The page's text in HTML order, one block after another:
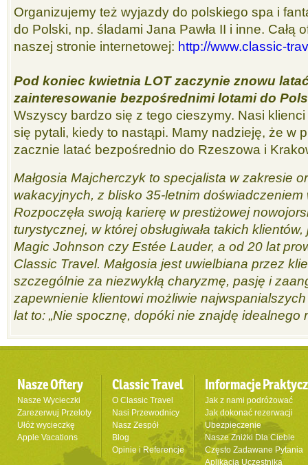
Organizujemy też wyjazdy do polskiego spa i
do Polski, np. śladami Jana Pawła II i inne. Całą
naszej stronie internetowej: http://www.classic-
Pod koniec kwietnia LOT zaczynie znowu
zainteresowanie bezpośrednimi lotami do
Wszyscy bardzo się z tego cieszymy. Nasi
się pytali, kiedy to nastąpi. Mamy nadzieję, że w
zacznie latać bezpośrednio do Rzeszowa i
Małgosia Majcherczyk to specjalista w zakresie
wakacyjnych, z blisko 35-letnim
Rozpoczęła swoją karierę w prestiżowej
turystycznej, w której obsługiwała takich
Magic Johnson czy Estée Lauder, a od 20 lat
Classic Travel. Małgosia jest uwielbiana przez
szczególnie za niezwykłą charyzmę, pasję i
zapewnienie klientowi możliwie
lat to: „Nie spocznę, dopóki nie znajdę idealnego
Nasze Oftery
Nasze Wycieczki
Zarezerwuj Przeloty
Ułóż wycieczkę
Apple Vacations
Classic Travel
O Classic Travel
Nasi Przewodnicy
Nasz Zespół
Blog
Opinie i Referencje
Informacje
Jak z nami podróżować
Jak dokonać rezerwacji
Ubezpieczenie
Nasze Zniżki Dla Ciebie
Często Zadawane Pytania
Aplikacja Uczestnika